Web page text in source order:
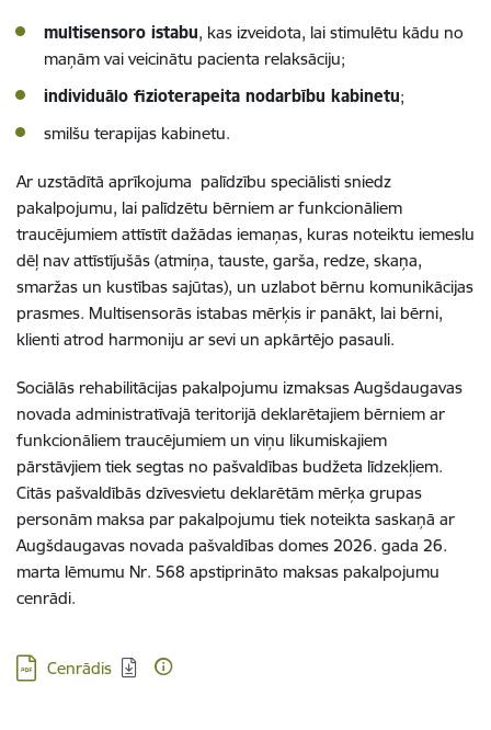
multisensoro istabu, kas izveidota, lai stimulētu kādu no
maņām vai veicinātu pacienta relaksāciju;
individuālo fizioterapeita nodarbību kabinetu;
smilšu terapijas kabinetu.
Ar uzstādītā aprīkojuma palīdzību speciālisti sniedz
pakalpojumu, lai palīdzētu bērniem ar funkcionāliem
traucējumiem attīstītdažādas iemaņas, kuras noteiktu iemeslu
dēļ nav attīstījušās (atmiņa, tauste, garša, redze, skaņa,
smaržas un kustības sajūtas), un uzlabot bērnu komunikācijas
prasmes. Multisensorās istabas mērķis ir panākt, lai bērni,
klienti atrod harmoniju ar sevi un apkārtējo pasauli.
Sociālās rehabilitācijas pakalpojumu izmaksas Augšdaugavas
novada administratīvajā teritorijā deklarētajiem bērniem ar
funkcionāliem traucējumiem un viņu likumiskajiem
pārstāvjiem tiek segtas no pašvaldības budžeta līdzekļiem.
Citās pašvaldībās dzīvesvietu deklarētām mērķa grupas
personām maksa par pakalpojumu tiek noteikta saskaņā ar
Augšdaugavas novada pašvaldības domes 2026. gada 26.
marta lēmumu Nr. 568 apstiprināto maksas pakalpojumu
cenrādi.
Lejupielādēt:
Cenrādis